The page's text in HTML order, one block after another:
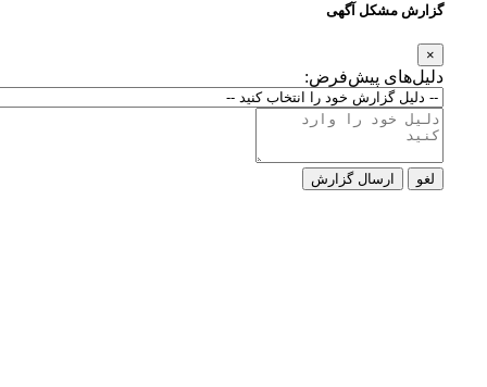
گزارش مشکل آگهی
دلیل‌های پیش‌فرض:
ارسال گزارش